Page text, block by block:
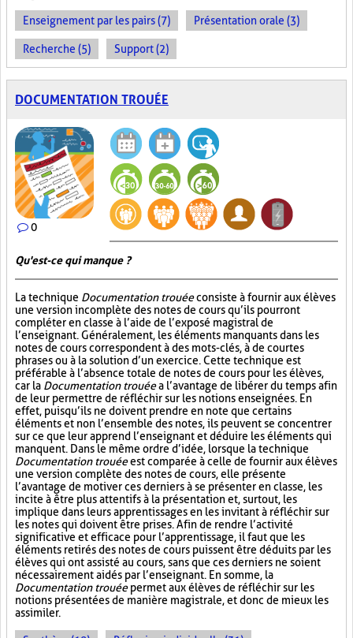
Enseignement par les pairs (7) Présentation orale (3)
Recherche (5) Support (2)
DOCUMENTATION TROUÉE
0
Qu'est-ce qui manque ?
La technique Documentation trouéeconsiste à fournir aux élèves
une version incomplète des notes de cours qu’ils pourront
compléter en classe à l’aide de l’exposé magistral de
l’enseignant. Généralement, les éléments manquants dans les
notes de cours correspondent à des mots-clés, à de courtes
phrases ou à la solution d’un exercice. Cette technique est
préférable à l’absence totale de notes de cours pour les élèves,
car la Documentation trouéea l’avantage de libérer du temps afin
de leur permettre de réfléchir sur les notions enseignées. En
effet, puisqu’ils ne doivent prendre en note que certains
éléments et non l’ensemble des notes, ils peuvent se concentrer
sur ce que leur apprend l’enseignant et déduire les éléments qui
manquent. Dans le même ordre d’idée, lorsque la technique
Documentation trouéeest comparée à celle de fournir aux élèves
une version complète des notes de cours, elle présente
l’avantage de motiver ces derniers à se présenter en classe, les
incite à être plus attentifs à la présentation et, surtout, les
implique dans leurs apprentissages en les invitant à réfléchir sur
les notes qui doivent être prises. Afin de rendre l’activité
significative et efficace pour l’apprentissage, il faut que les
éléments retirés des notes de cours puissent être déduits par les
élèves qui ont assisté au cours, sans que ces derniers ne soient
nécessairement aidés par l’enseignant. En somme, la
Documentation trouéepermet aux élèves de réfléchir sur les
notions présentées de manière magistrale, et donc de mieux les
assimiler.